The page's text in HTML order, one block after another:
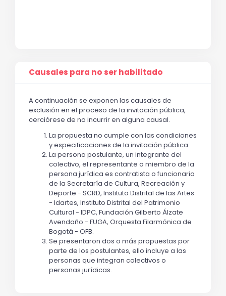
Causales para no ser habilitado
A continuación se exponen las causales de
exclusión en el proceso de la invitación pública,
cerciórese de no incurrir en alguna causal.
La propuesta no cumple con las condiciones
y especificaciones de la invitación pública.
La persona postulante, un integrante del
colectivo, el representante o miembro de la
persona jurídica es contratista o funcionario
de la Secretaría de Cultura, Recreación y
Deporte - SCRD, Instituto Distrital de las Artes
- Idartes, Instituto Distrital del Patrimonio
Cultural - IDPC, Fundación Gilberto Álzate
Avendaño - FUGA, Orquesta Filarmónica de
Bogotá - OFB.
Se presentaron dos o más propuestas por
parte de los postulantes, ello incluye a las
personas que integran colectivos o
personas jurídicas.